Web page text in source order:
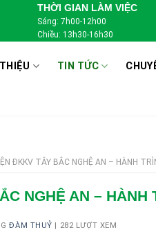
THỜI GIAN LÀM VIỆC
Sáng: 7h00-12h00
Chiều: 13h30-16h30
TIN TỨC
ĐKKV TÂY BẮC NGHỆ AN – HÀNH
NGHỆ AN – HÀNH
ĐÀM THUỶ | 282 LƯỢT XEM